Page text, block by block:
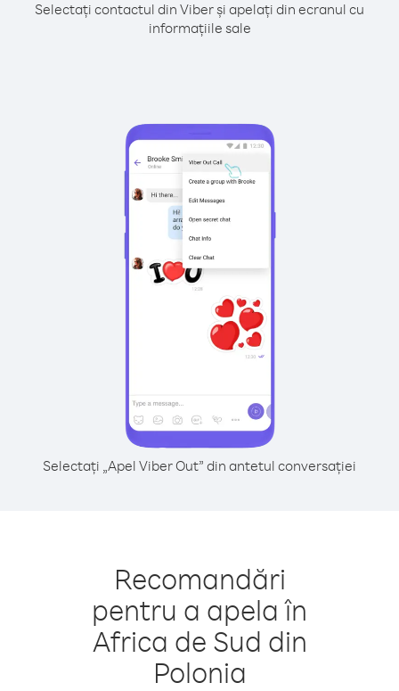
Selectați contactul din Viber și apelați din ecranul cu
informațiile sale
Selectați „Apel Viber Out” din antetul conversației
Recomandări
pentru a apela în
Africa de Sud din
Polonia